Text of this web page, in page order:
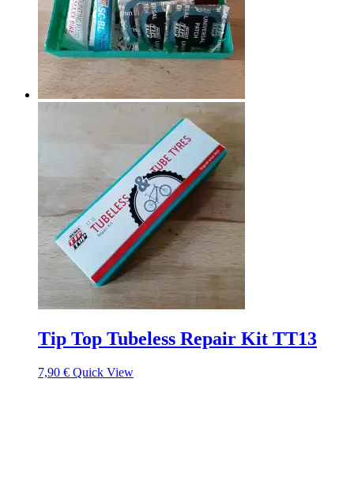
Tip Top Tubeless Repair Kit TT13
7,90 € Quick View